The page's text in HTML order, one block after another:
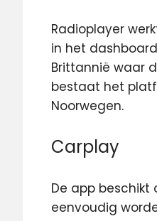
Radioplayer
in het
Brittannië waar
bestaat het
Noorwegen.
Carplay
De app beschikt
eenvoudig